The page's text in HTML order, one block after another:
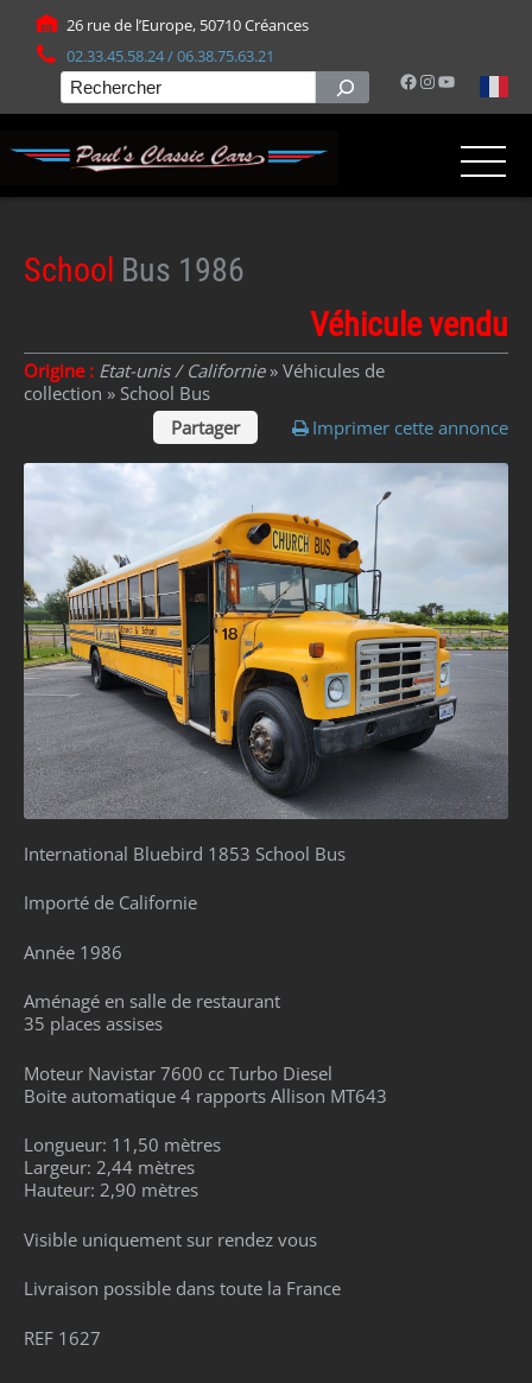
26 rue de l’Europe, 50710 Créances
02.33.45.58.24 / 06.38.75.63.21
Facebook
Instagram
YouTube
Rechercher
School Bus 1986
Véhicule vendu
Origine : Etat-unis / Californie» Véhicules de
collection » School Bus
Partager
Imprimer cette annonce
International Bluebird 1853 School Bus
Importé de Californie
Année 1986
Aménagé en salle de restaurant
35 places assises
Moteur Navistar 7600 cc Turbo Diesel
Boite automatique 4 rapports Allison MT643
Longueur: 11,50 mètres
Largeur: 2,44 mètres
Hauteur: 2,90 mètres
Visible uniquement sur rendez vous
Livraison possible dans toute la France
REF 1627
Panneau de gestion des cookies